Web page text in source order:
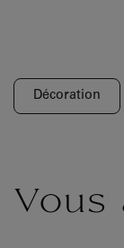
Décoration
Vous